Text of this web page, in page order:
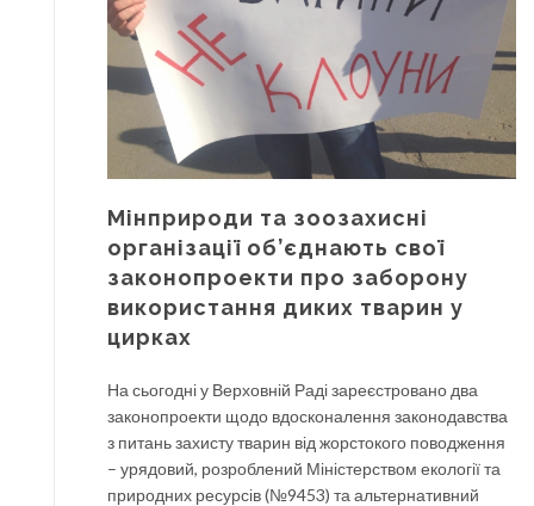
Мінприроди та зоозахисні
організації об’єднають свої
законопроекти про заборону
використання диких тварин у
цирках
На сьогодні у Верховній Раді зареєстровано два
законопроекти щодо вдосконалення законодавства
з питань захисту тварин від жорстокого поводження
– урядовий, розроблений Міністерством екології та
природних ресурсів (№9453) та альтернативний